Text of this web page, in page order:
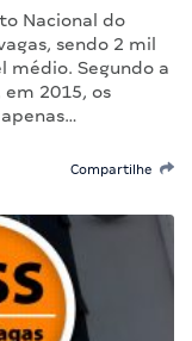
Nacional do
sendo 2 mil
médio. Segundo a
2015, os
Compartilhe